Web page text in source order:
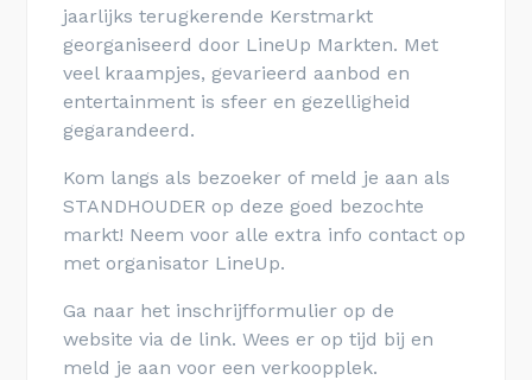
jaarlijks terugkerende Kerstmarkt
georganiseerd door LineUp Markten. Met
veel kraampjes, gevarieerd aanbod en
entertainment is sfeer en gezelligheid
gegarandeerd.
Kom langs als bezoeker of meld je aan als
STANDHOUDER op deze goed bezochte
markt! Neem voor alle extra info contact op
met organisator LineUp.
Ga naar het inschrijfformulier op de
website via de link. Wees er op tijd bij en
meld je aan voor een verkoopplek.